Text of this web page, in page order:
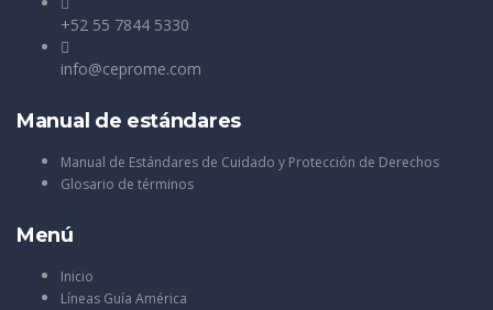
+52 55 7844 5330
info@ceprome.com
Manual de estándares
Manual de Estándares de Cuidado y Protección de Derechos
Glosario de términos
Menú
Inicio
Líneas Guía América